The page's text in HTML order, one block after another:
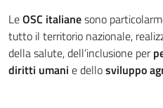
LeOSC italianesono
tutto il territorio nazionale,
della salute, dell’inclusione per
diritti umani e dellosviluppo